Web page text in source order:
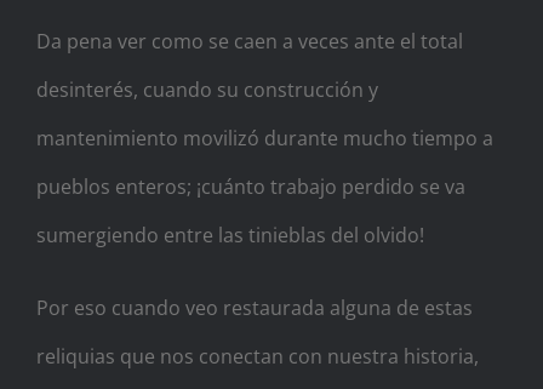
Da pena ver como se caen a veces ante el total
desinterés, cuando su construcción y
mantenimiento movilizó durante mucho tiempo a
pueblos enteros; ¡cuánto trabajo perdido se va
sumergiendo entre las tinieblas del olvido!
Por eso cuando veo restaurada alguna de estas
reliquias que nos conectan con nuestra historia,